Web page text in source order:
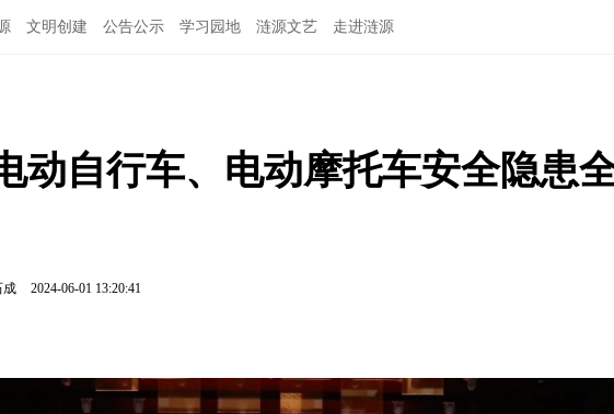
文明创建 公告公示 学习园地 涟源文艺 走进涟源
动自行车、电动摩托车安全隐患
成 2024-06-01 13:20:41